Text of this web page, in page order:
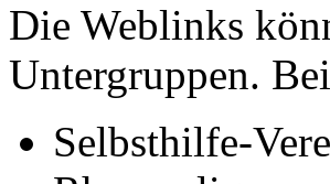
Die Weblinks
Untergruppen.
Selbsthilfe-